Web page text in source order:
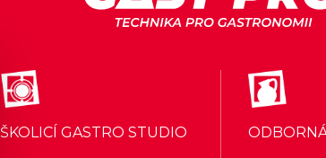
ŠKOLICÍ GASTRO STUDIO